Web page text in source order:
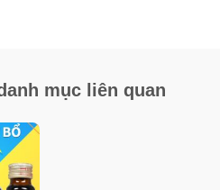
mục liên quan